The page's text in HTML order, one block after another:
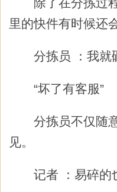
里的快件有时候还
分拣员 ：我就
“坏了有客服”
分拣员不仅随意
见。
记者 ：易碎的